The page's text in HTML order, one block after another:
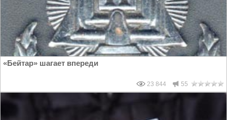
«Бейтар» шагает впереди
23 844 55